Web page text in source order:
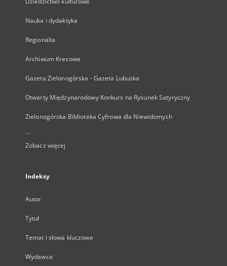
Nauka i dydaktyka
Regionalia
Archiwum Kresowe
Gazeta Zielonogórska - Gazeta Lubuska
Otwarty Międzynarodowy Konkurs na Rysunek Satyryczny
Zielonogórska Biblioteka Cyfrowa dla Niewidomych
...
Zobacz więcej
Indeksy
Autor
Tytuł
Temat i słowa kluczowe
Wydawca